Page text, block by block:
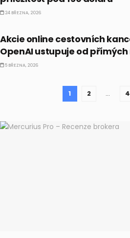
24 BŘEZNA, 2026
Akcie online cestovních
OpenAI ustupuje od
5 BŘEZNA, 2026
1 2 … 4